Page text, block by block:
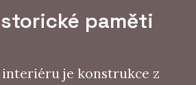
paměti
je konstrukce z